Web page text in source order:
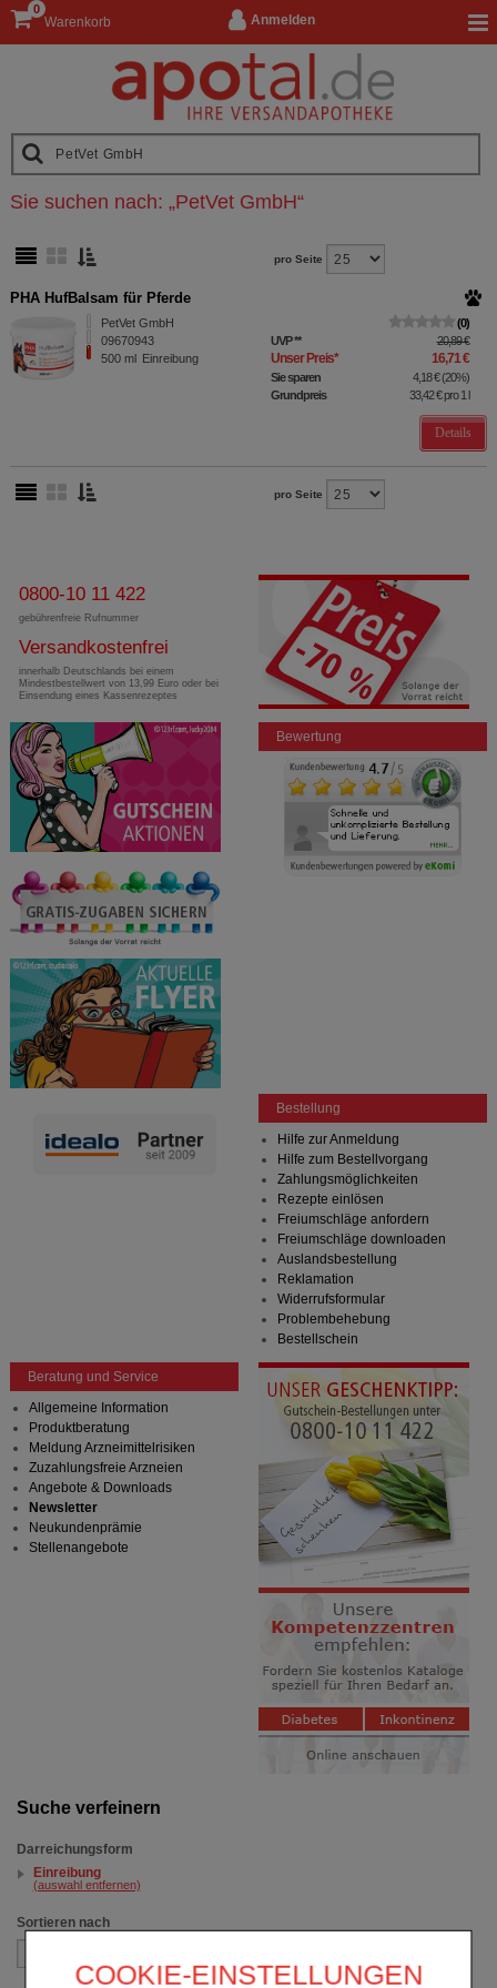
COOKIE-EINSTELLUNGEN
Anmelden
Warenkorb
0
Suche verfeinern
Darreichungsform
Einreibung
(auswahl entfernen)
Sortieren nach
Sie suchen nach: „PetVet GmbH“
pro Seite
PHA HufBalsam für Pferde
PetVet GmbH
09670943
500 ml Einreibung
0
UVP** 20,89 €
Unser Preis* 16,71 €
Sie sparen 4,18 €(20%)
Grundpreis
33,42 €pro 1 l
Details
pro Seite
0800-10 11 422
gebührenfreie Rufnummer
Versandkostenfrei
innerhalb Deutschlands bei einem
Mindestbestellwert von 13,99 Euro oder bei
Einsendung eines Kassenrezeptes
Bewertung
Bestellung
Hilfe zur Anmeldung
Hilfe zum Bestellvorgang
Zahlungsmöglichkeiten
Rezepte einlösen
Freiumschläge anfordern
Freiumschläge downloaden
Auslandsbestellung
Reklamation
Widerrufsformular
Problembehebung
Bestellschein
Beratung und Service
Allgemeine Information
Produktberatung
Meldung Arzneimittelrisiken
Zuzahlungsfreie Arzneien
Angebote & Downloads
Newsletter
Neukundenprämie
Stellenangebote